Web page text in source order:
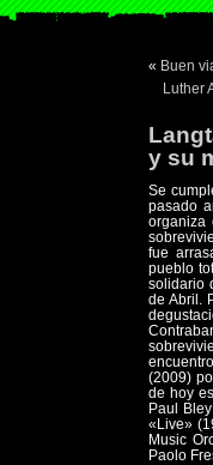
« Buen
Luther
y su
Se
pasado
organiza
fue
pueblo
solidario
de Abril.
(2009)
de hoy
Paul
«Live»
Music
Paolo